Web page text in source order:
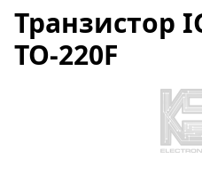
Транзистор
TO-220F